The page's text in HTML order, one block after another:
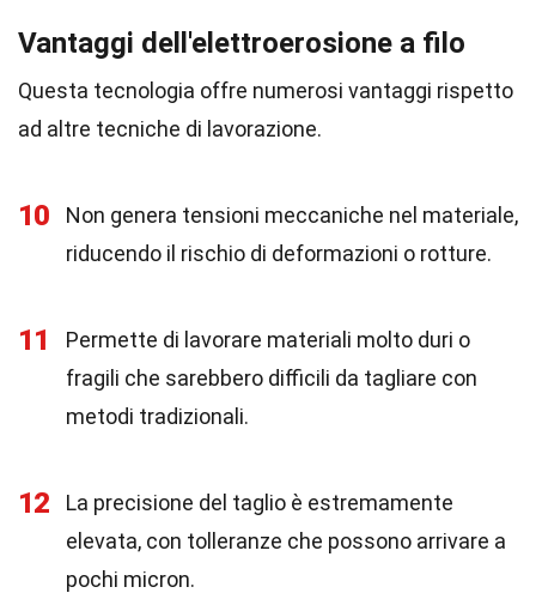
Vantaggi dell'elettroerosione a filo
Questa tecnologia offre numerosi vantaggi rispetto
ad altre tecniche di lavorazione.
10
Non genera tensioni meccaniche nel materiale,
riducendo il rischio di deformazioni o rotture.
11
Permette di lavorare materiali molto duri o
fragili che sarebbero difficili da tagliare con
metodi tradizionali.
12
La precisione del taglio è estremamente
elevata, con tolleranze che possono arrivare a
pochi micron.